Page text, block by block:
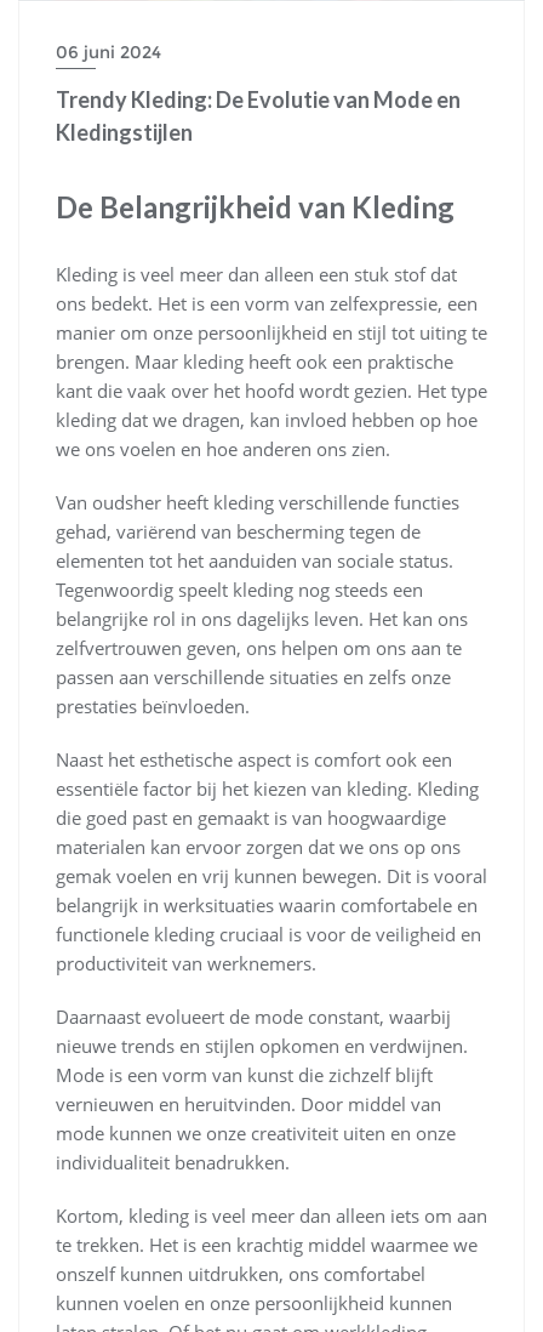
06 juni 2024
Trendy Kleding: De Evolutie van Mode en
Kledingstijlen
De Belangrijkheid van Kleding
Kleding is veel meer dan alleen een stuk stof dat
ons bedekt. Het is een vorm van zelfexpressie, een
manier om onze persoonlijkheid en stijl tot uiting te
brengen. Maar kleding heeft ook een praktische
kant die vaak over het hoofd wordt gezien. Het type
kleding dat we dragen, kan invloed hebben op hoe
we ons voelen en hoe anderen ons zien.
Van oudsher heeft kleding verschillende functies
gehad, variërend van bescherming tegen de
elementen tot het aanduiden van sociale status.
Tegenwoordig speelt kleding nog steeds een
belangrijke rol in ons dagelijks leven. Het kan ons
zelfvertrouwen geven, ons helpen om ons aan te
passen aan verschillende situaties en zelfs onze
prestaties beïnvloeden.
Naast het esthetische aspect is comfort ook een
essentiële factor bij het kiezen van kleding. Kleding
die goed past en gemaakt is van hoogwaardige
materialen kan ervoor zorgen dat we ons op ons
gemak voelen en vrij kunnen bewegen. Dit is vooral
belangrijk in werksituaties waarin comfortabele en
functionele kleding cruciaal is voor de veiligheid en
productiviteit van werknemers.
Daarnaast evolueert de mode constant, waarbij
nieuwe trends en stijlen opkomen en verdwijnen.
Mode is een vorm van kunst die zichzelf blijft
vernieuwen en heruitvinden. Door middel van
mode kunnen we onze creativiteit uiten en onze
individualiteit benadrukken.
Kortom, kleding is veel meer dan alleen iets om aan
te trekken. Het is een krachtig middel waarmee we
onszelf kunnen uitdrukken, ons comfortabel
kunnen voelen en onze persoonlijkheid kunnen